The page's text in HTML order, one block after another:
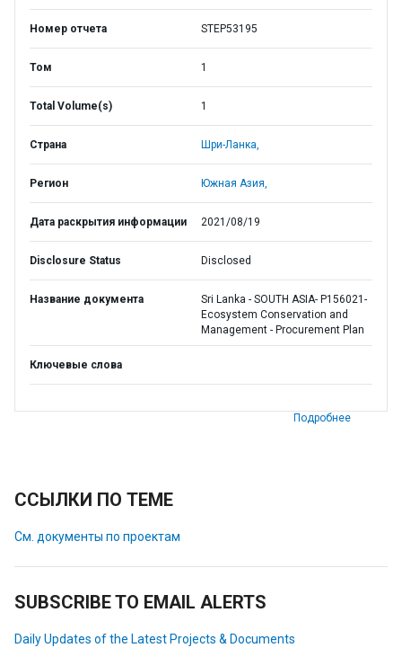
Номер отчета STEP53195
Том 1
Total Volume(s) 1
Страна Шри-Ланка,
Регион Южная Азия,
Дата раскрытия информации 2021/08/19
Disclosure Status Disclosed
Название документа
Sri Lanka - SOUTH ASIA- P156021-
Ecosystem Conservation and
Management - Procurement Plan
Ключевые слова
Подробнее
ССЫЛКИ ПО ТЕМЕ
См. документы по проектам
SUBSCRIBE TO EMAIL ALERTS
Daily Updates of the Latest Projects & Documents